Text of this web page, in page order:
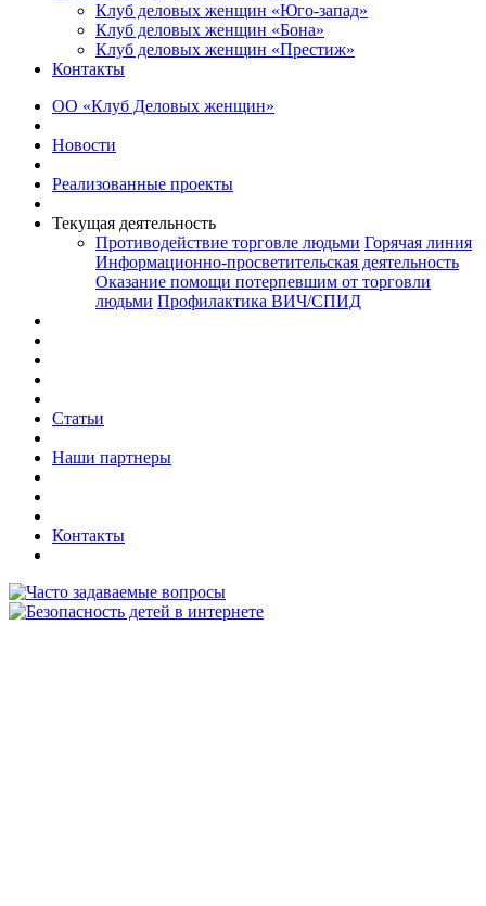
Клуб деловых женщин «Юго-запад»
Клуб деловых женщин «Бона»
Клуб деловых женщин «Престиж»
Контакты
ОО «Клуб Деловых женщин»
Новости
Реализованные проекты
Текущая деятельность
Противодействие торговле людьми Горячая линия
Информационно-просветительская деятельность
Оказание помощи потерпевшим от торговли
людьми Профилактика ВИЧ/СПИД
Статьи
Наши партнеры
Контакты